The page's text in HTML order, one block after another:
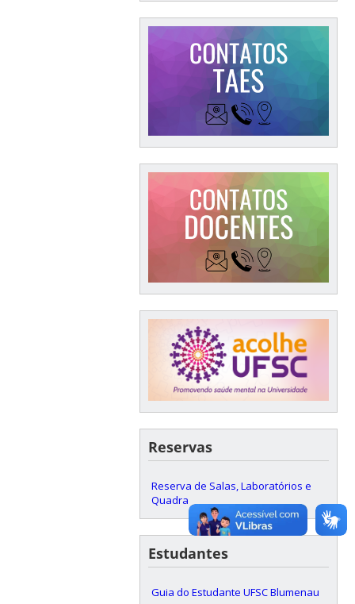
Reservas
Reserva de Salas, Laboratórios e
Quadra
Estudantes
Guia do Estudante UFSC Blumenau